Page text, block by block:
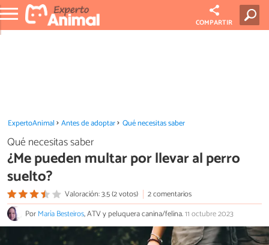
COMPARTIR
ExpertoAnimal Antes de adoptar Qué necesitas saber
Qué necesitas saber
¿Me pueden multar por llevar al perro
suelto?
Valoración: 3.5 (2 votos)
2 comentarios
PorMaría Besteiros, ATV y peluquera canina/felina.11 octubre 2023